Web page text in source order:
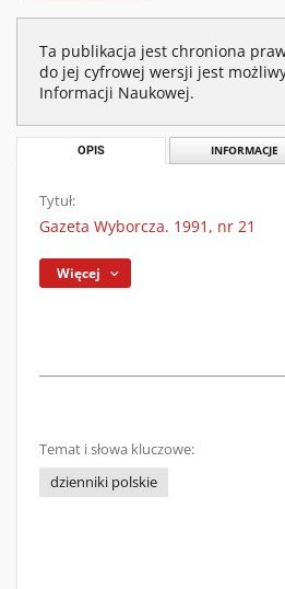
Ta publikacja jest chroniona
do jej cyfrowej wersji jest
Informacji Naukowej.
OPIS INFORMACJE
Tytuł:
Gazeta Wyborcza. 1991, nr 21
Więcej
Temat i słowa kluczowe:
dzienniki polskie